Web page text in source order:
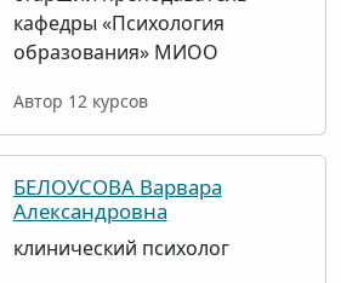
кафедры «Психология
образования» МИОО
Автор 12 курсов
БЕЛОУСОВА Варвара
Александровна
клинический психолог